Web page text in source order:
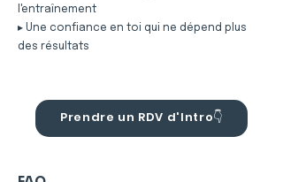
l'entraînement
▸ Une confiance en toi qui ne dépend plus
des résultats
Prendre un RDV d'Intro👇